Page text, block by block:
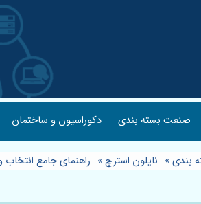
صنعت بسته بندی دکوراسیون و ساختمان
بندی» نایلون استرچ» راهنمای جامع